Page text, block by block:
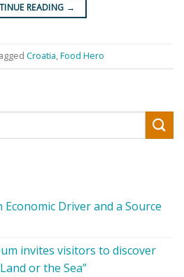
READING →
Croatia,Food Hero
Driver and a Source
invites visitors to discover
or the Sea”